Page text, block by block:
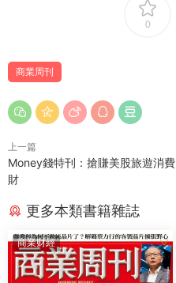
0
商業周刊
上一篇
Money錢特刊：搶賺美股旅遊消費
財
更多本類書籍雜誌
商業财經